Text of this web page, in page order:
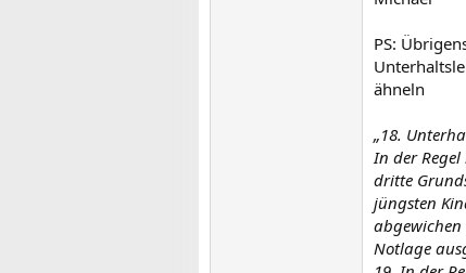
PS:
ähneln
„18.
In der
dritte
jüngsten
abgewichen
Notlage